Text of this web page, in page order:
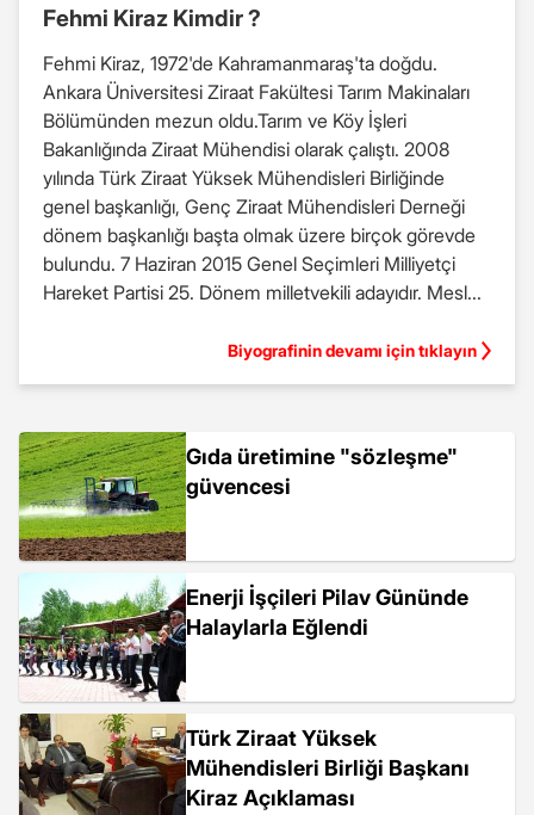
Fehmi Kiraz Kimdir ?
Fehmi Kiraz, 1972'de Kahramanmaraş'ta doğdu.
Ankara Üniversitesi Ziraat Fakültesi Tarım Makinaları
Bölümünden mezun oldu.Tarım ve Köy İşleri
Bakanlığında Ziraat Mühendisi olarak çalıştı. 2008
yılında Türk Ziraat Yüksek Mühendisleri Birliğinde
genel başkanlığı, Genç Ziraat Mühendisleri Derneği
dönem başkanlığı başta olmak üzere birçok görevde
bulundu. 7 Haziran 2015 Genel Seçimleri Milliyetçi
Hareket Partisi 25. Dönem milletvekili adayıdır. Mesl...
Biyografinin devamı için tıklayın
Gıda üretimine "sözleşme"
güvencesi
Enerji İşçileri Pilav Gününde
Halaylarla Eğlendi
Türk Ziraat Yüksek
Mühendisleri Birliği Başkanı
Kiraz Açıklaması